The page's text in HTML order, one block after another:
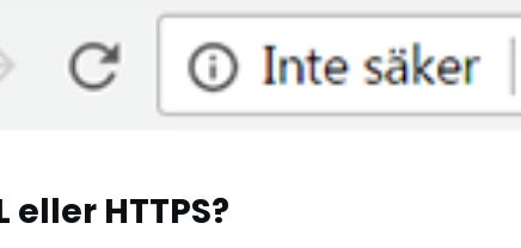
eller HTTPS?